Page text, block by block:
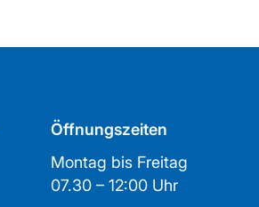
Öffnungszeiten
Montag bis Freitag
07.30 – 12:00 Uhr